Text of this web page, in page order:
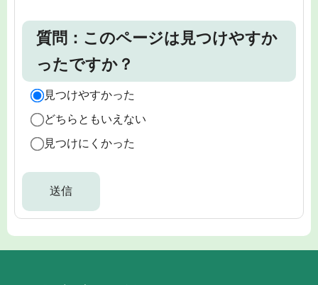
質問：このページは見つけやすか
ったですか？
見つけやすかった
どちらともいえない
見つけにくかった